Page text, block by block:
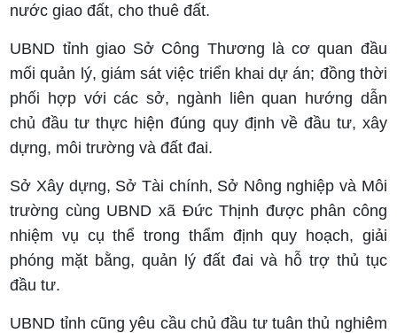
nước giao đất, cho thuê đất.
UBND tỉnh giao Sở Công Thương là cơ quan đầu
mối quản lý, giám sát việc triển khai dự án; đồng thời
phối hợp với các sở, ngành liên quan hướng dẫn
chủ đầu tư thực hiện đúng quy định về đầu tư, xây
dựng, môi trường và đất đai.
Sở Xây dựng, Sở Tài chính, Sở Nông nghiệp và Môi
trường cùng UBND xã Đức Thịnh được phân công
nhiệm vụ cụ thể trong thẩm định quy hoạch, giải
phóng mặt bằng, quản lý đất đai và hỗ trợ thủ tục
đầu tư.
UBND tỉnh cũng yêu cầu chủ đầu tư tuân thủ nghiêm